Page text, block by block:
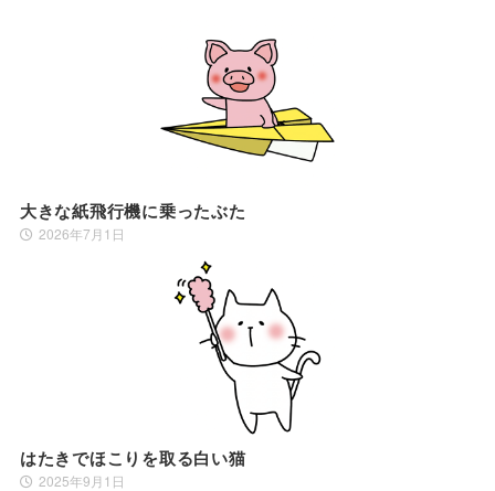
大きな紙飛行機に乗ったぶた
2026年7月1日
はたきでほこりを取る白い猫
2025年9月1日